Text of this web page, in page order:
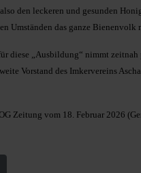
den leckeren und gesunden
Umständen das ganze Bienenvolk
diese „Ausbildung“ nimmt zeitnah
Vorstand des Imkervereins
Zeitung vom 18. Februar 2026
Beitrag: Ascha. Kandidaten